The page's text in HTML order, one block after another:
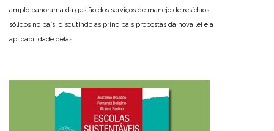
amplo panorama da gestão dos serviços de manejo de resíduos
sólidos no país, discutindo as principais propostas da nova lei e a
aplicabilidade delas.